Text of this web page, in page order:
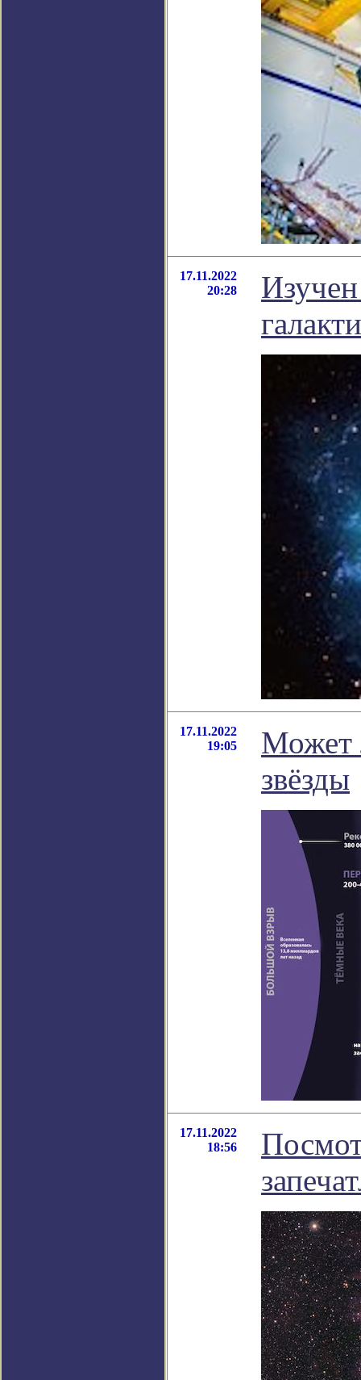
17.11.2022
20:28
17.11.2022
19:05
Может
звёзды
17.11.2022
18:56